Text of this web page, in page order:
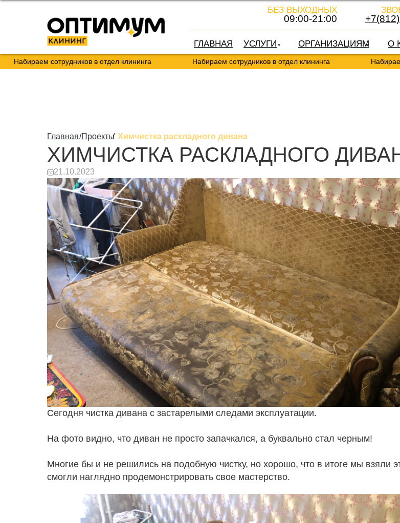
УСЛУГИ
ГЛАВНАЯ ОРГАНИЗАЦИЯМ О
БЕЗ ВЫХОДНЫХ
09:00-21:00
сотрудников в отдел клининга Набираем сотрудников в отдел клининга Набираем
Главная/Проекты/ Химчистка раскладного дивана
ХИМЧИСТКА РАСКЛАДНОГО
21.10.2023
Сегодня чистка дивана с застарелыми следами эксплуатации.
На фото видно, что диван не просто запачкался, а буквально стал черным!
Многие бы и не решились на подобную чистку, но хорошо, что в итоге мы взяли
смогли наглядно продемонстрировать свое мастерство.